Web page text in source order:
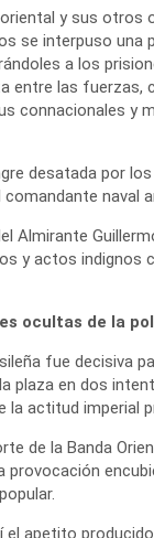
y sus otros
se interpuso una
a los
entre las
connacionales y
desatada por
comandante naval
Almirante
y actos indignos
ocultas de la
fue decisiva
plaza en dos
la actitud imperial
de la Banda
provocación
el apetito